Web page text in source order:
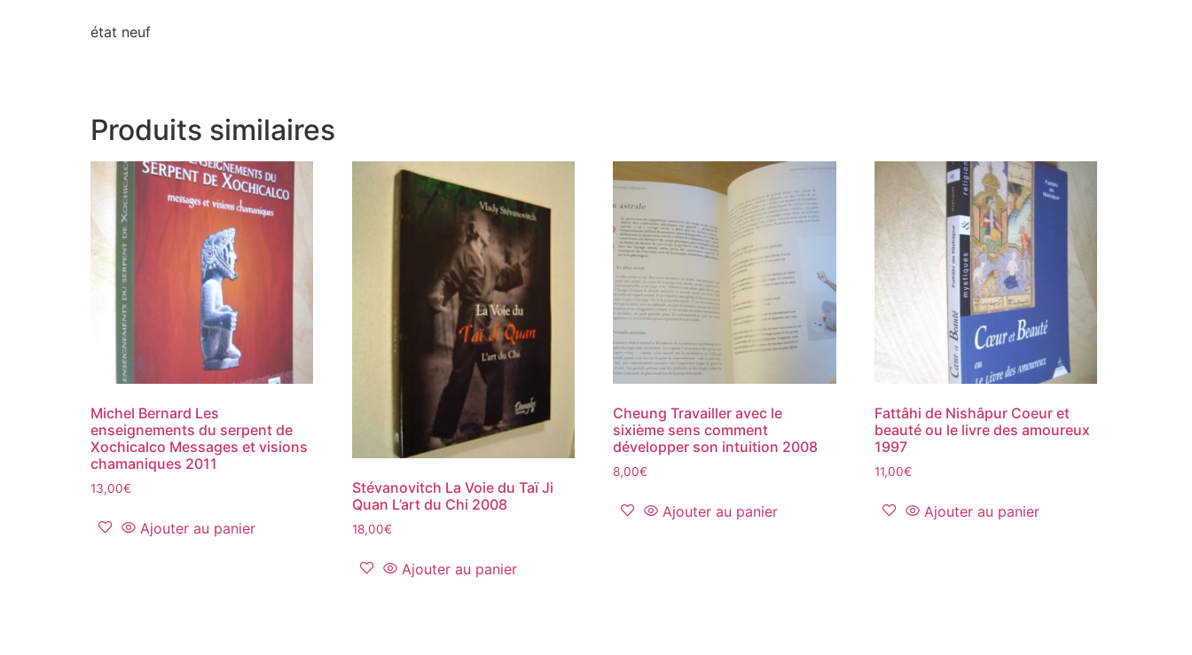
état neuf
Produits similaires
Michel Bernard Les
enseignements du serpent de
Xochicalco Messages et visions
chamaniques 2011
13,00€
Ajouter au panier
Stévanovitch La Voie du Taï Ji
Quan L’art du Chi 2008
18,00€
Ajouter au panier
Cheung Travailler avec le
sixième sens comment
développer son intuition 2008
8,00€
Ajouter au panier
Fattâhi de Nishâpur Coeur et
beauté ou le livre des amoureux
1997
11,00€
Ajouter au panier